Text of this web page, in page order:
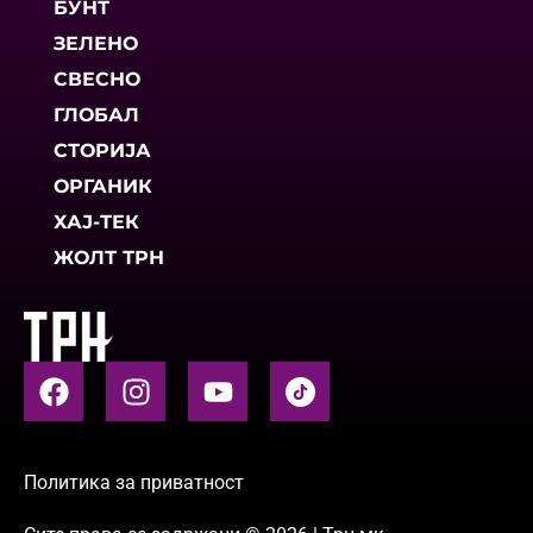
БУНТ
ЗЕЛЕНО
СВЕСНО
ГЛОБАЛ
СТОРИЈА
ОРГАНИК
ХАЈ-ТЕК
ЖОЛТ ТРН
Политика за приватност